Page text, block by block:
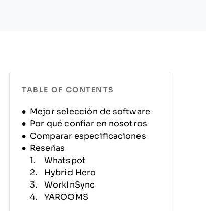
TABLE OF CONTENTS
Mejor selección de software
Por qué confiar en nosotros
Comparar especificaciones
Reseñas
Whatspot
Hybrid Hero
WorkInSync
YAROOMS